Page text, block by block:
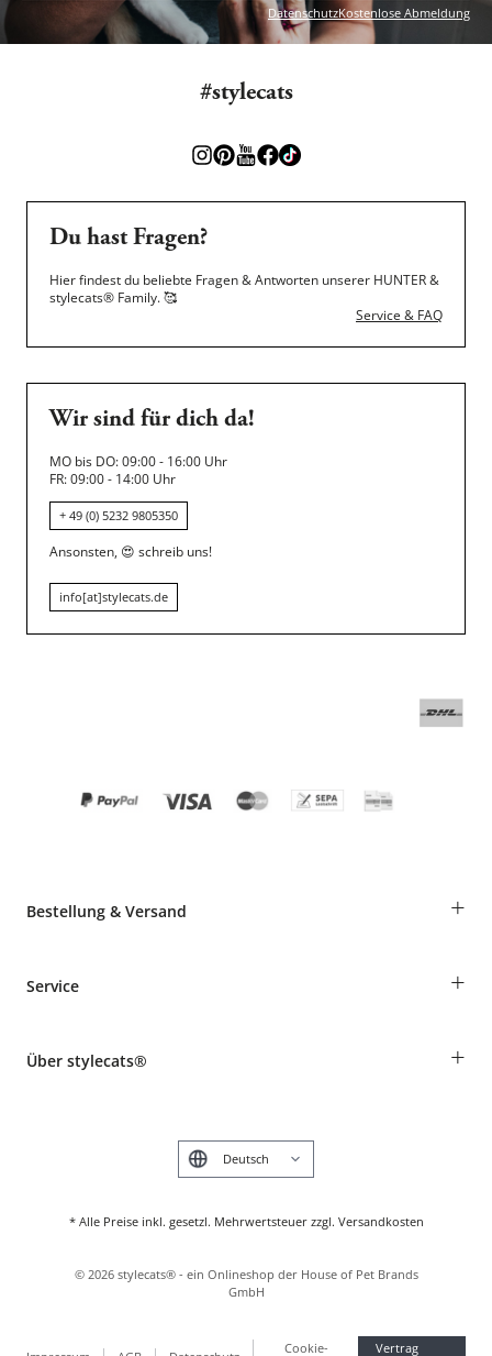
DatenschutzKostenlose Abmeldung
#stylecats
Du hast Fragen?
Hier findest du beliebte Fragen & Antworten unserer HUNTER &
stylecats® Family.🥰
Service & FAQ
Wir sind für dich da!
MO bis DO: 09:00 - 16:00 Uhr
FR: 09:00 - 14:00 Uhr
+ 49 (0) 5232 9805350
Ansonsten, 😍 schreib uns!
info[at]stylecats.de
Bestellung & Versand +
Informationen zur Lieferung
Produkte reklamieren und zurücksenden
Service +
Tierkrankenversicherung
Über stylecats® +
* Alle Preise inkl. gesetzl. Mehrwertsteuer zzgl. Versandkosten
English
Cookie- Vertrag
© 2026 stylecats® - ein Onlineshop der House of Pet Brands
GmbH